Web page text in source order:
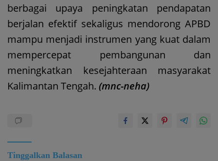
berbagai upaya peningkatan pendapatan
berjalan efektif sekaligus mendorong APBD
mampu menjadi instrumen yang kuat dalam
mempercepat pembangunan dan
meningkatkan kesejahteraan masyarakat
Kalimantan Tengah. (mnc-neha)
Tinggalkan Balasan